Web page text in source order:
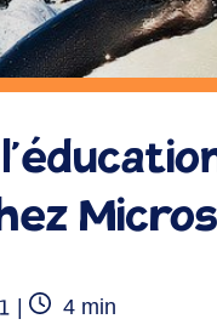
|
Temps
4 min